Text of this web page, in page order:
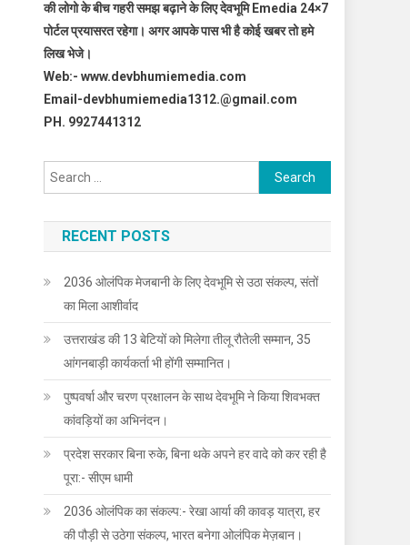
की लोगो के बीच गहरी समझ बढ़ाने के लिए देवभूमि Emedia 24×7
पोर्टल प्रयासरत रहेगा। अगर आपके पास भी है कोई खबर तो हमे
लिख भेजे।
Web:- www.devbhumiemedia.com
Email-devbhumiemedia1312.@gmail.com
PH. 9927441312
Search
for:
RECENT POSTS
2036 ओलंपिक मेजबानी के लिए देवभूमि से उठा संकल्प, संतों
का मिला आशीर्वाद
उत्तराखंड की 13 बेटियों को मिलेगा तीलू रौतेली सम्मान, 35
आंगनबाड़ी कार्यकर्ता भी होंगी सम्मानित।
पुष्पवर्षा और चरण प्रक्षालन के साथ देवभूमि ने किया शिवभक्त
कांवड़ियों का अभिनंदन।
प्रदेश सरकार बिना रुके, बिना थके अपने हर वादे को कर रही है
पूरा:- सीएम धामी
2036 ओलंपिक का संकल्प:- रेखा आर्या की कावड़ यात्रा, हर
की पौड़ी से उठेगा संकल्प, भारत बनेगा ओलंपिक मेज़बान।